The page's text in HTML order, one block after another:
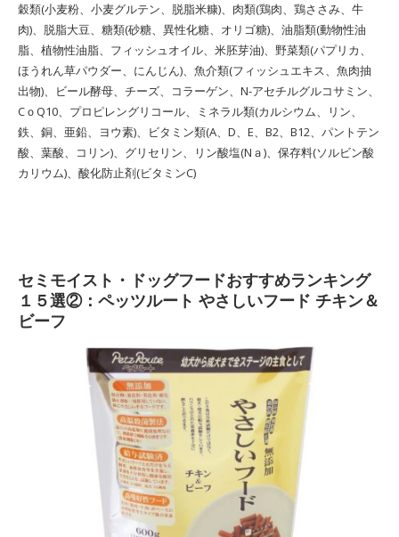
‎穀類(小麦粉、小麦グルテン、脱脂米糠)、肉類(鶏肉、鶏ささみ、牛
肉)、脱脂大豆、糖類(砂糖、異性化糖、オリゴ糖)、油脂類(動物性油
脂、植物性油脂、フィッシュオイル、米胚芽油)、野菜類(パプリカ、
ほうれん草パウダー、にんじん)、魚介類(フィッシュエキス、魚肉抽
出物)、ビール酵母、チーズ、コラーゲン、N-アセチルグルコサミン、
CｏQ10、プロピレングリコール、ミネラル類(カルシウム、リン、
鉄、銅、亜鉛、ヨウ素)、ビタミン類(A、D、E、B2、B12、パントテン
酸、葉酸、コリン)、グリセリン、リン酸塩(Nａ)、保存料(ソルビン酸
カリウム)、酸化防止剤(ビタミンC)
セミモイスト・ドッグフードおすすめランキング
１５選②：ペッツルート やさしいフード チキン＆
ビーフ